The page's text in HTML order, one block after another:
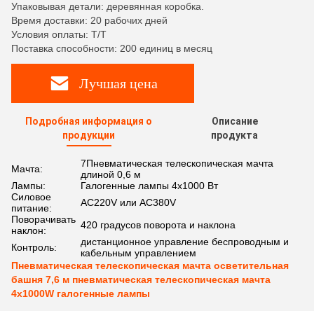
Упаковывая детали: деревянная коробка.
Время доставки: 20 рабочих дней
Условия оплаты: T/T
Поставка способности: 200 единиц в месяц
Лучшая цена
Подробная информация о
продукции
Описание
продукта
Мачта:
7Пневматическая телескопическая мачта
длиной 0,6 м
Лампы:
Галогенные лампы 4x1000 Вт
Силовое
питание:
AC220V или AC380V
Поворачивать
наклон:
420 градусов поворота и наклона
Контроль:
дистанционное управление беспроводным и
кабельным управлением
Пневматическая телескопическая мачта осветительная
башня 7,6 м пневматическая телескопическая мачта
4x1000W галогенные лампы